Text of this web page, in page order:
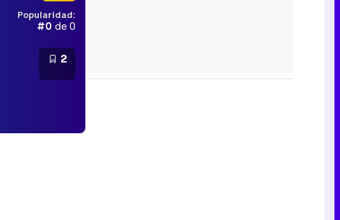
Popularidad:
#0 de 0
2